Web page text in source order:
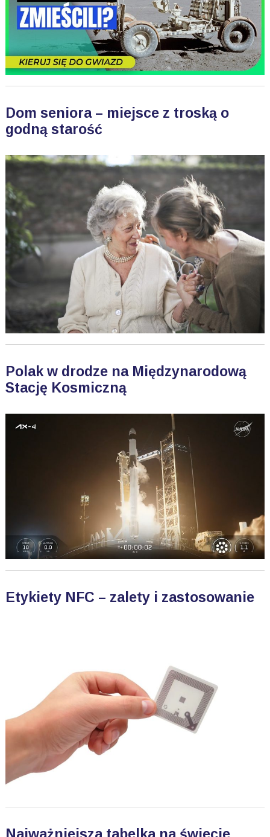
Dom seniora – miejsce z troską o
godną starość
Polak w drodze na Międzynarodową
Stację Kosmiczną
Etykiety NFC – zalety i zastosowanie